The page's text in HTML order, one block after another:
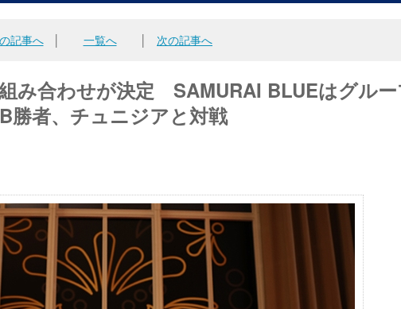
記事へ│ 一覧へ 次の記事へ
み合わせが決定 SAMURAI BLUEはグル
勝者、チュニジアと対戦